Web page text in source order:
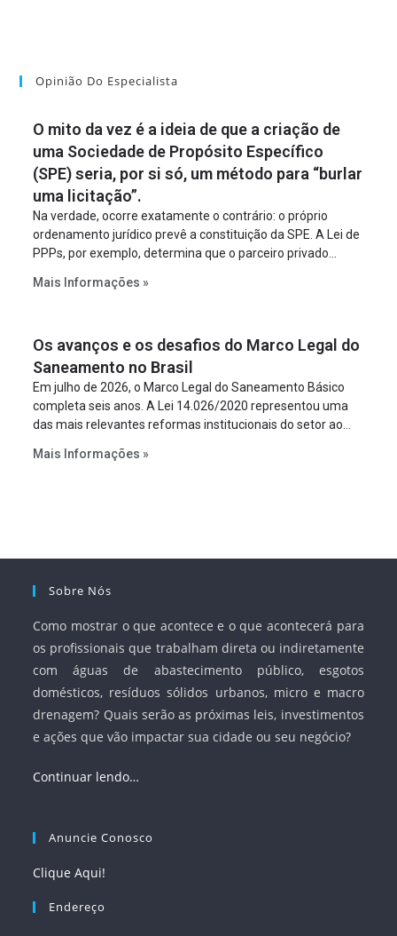
Opinião Do Especialista
O mito da vez é a ideia de que a criação de
uma Sociedade de Propósito Específico
(SPE) seria, por si só, um método para “burlar
uma licitação”.
Na verdade, ocorre exatamente o contrário: o próprio
ordenamento jurídico prevê a constituição da SPE. A Lei de
PPPs, por exemplo, determina que o parceiro privado
empreendimento. Ou seja, a suposta “fraude à licitação” é
projeto a projeto.
Mais Informações »
Os avanços e os desafios do Marco Legal do
Saneamento no Brasil
Em julho de 2026, o Marco Legal do Saneamento Básico
completa seis anos. A Lei 14.026/2020 representou uma
das mais relevantes reformas institucionais do setor ao
serviços, ampliar a participação da iniciativa privada,
Mais Informações »
Sobre Nós
Como mostrar o que acontece e o que acontecerá para
os profissionais que trabalham direta ou indiretamente
com águas de abastecimento público, esgotos
domésticos, resíduos sólidos urbanos, micro e macro
drenagem? Quais serão as próximas leis, investimentos
e ações que vão impactar sua cidade ou seu negócio?
Continuar lendo…
Anuncie Conosco
Clique Aqui!
Endereço